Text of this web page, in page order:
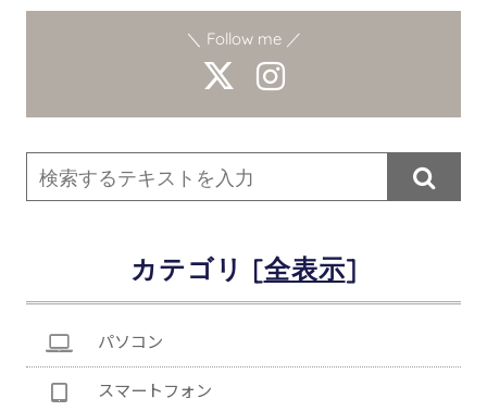
＼ Follow me ／

カテゴリ [ ]
パソコン
スマートフォン